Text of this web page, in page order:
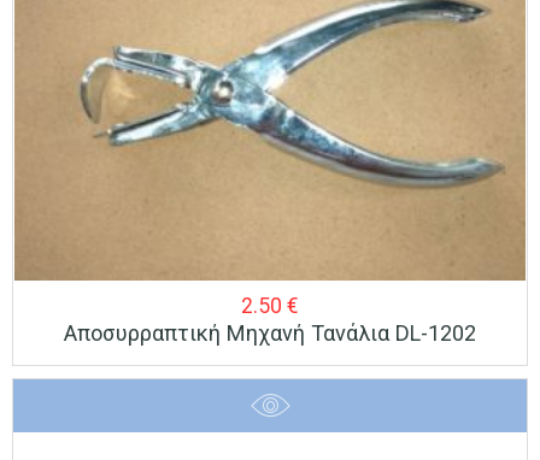
2.50 €
Αποσυρραπτική Μηχανή Τανάλια DL-1202